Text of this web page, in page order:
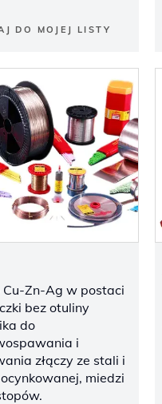
DO MOJEJ LISTY
Cu-Zn-Ag w postaci
bez otuliny
do
i
złączy ze stali i
miedzi